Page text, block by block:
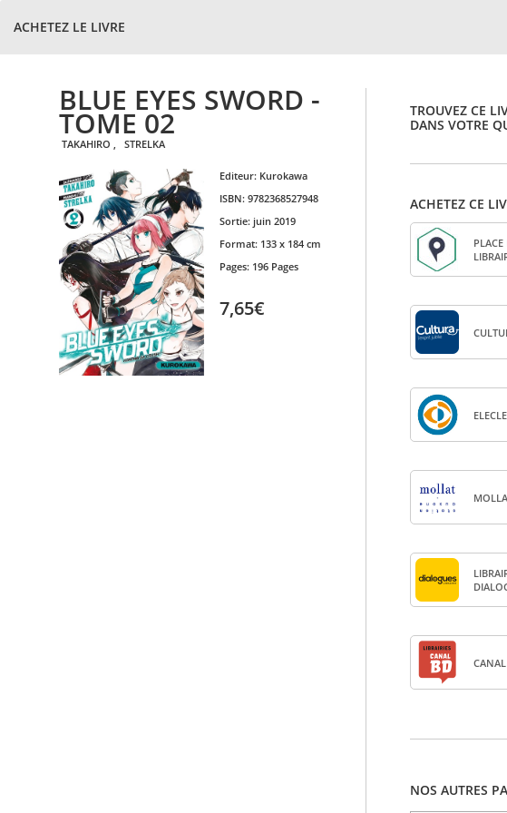
ACHETEZ LE LIVRE
BLUE EYES SWORD -
TOME 02
TAKAHIRO , STRELKA
Editeur: Kurokawa
ISBN: 9782368527948
Sortie: juin 2019
Format: 133 x 184 cm
Pages: 196 Pages
7,65€
TROUVEZ CE
DANS VOTRE
ACHETEZ CE
PLACE
NOS AUTRES